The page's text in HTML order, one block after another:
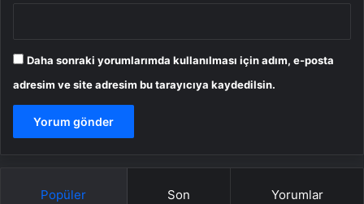
Daha sonraki yorumlarımda kullanılması için adım, e-posta
adresim ve site adresim bu tarayıcıya kaydedilsin.
Popüler Son Yorumlar